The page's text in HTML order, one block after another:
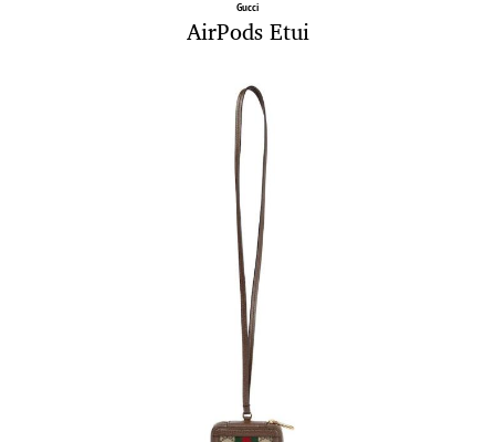
Gucci
AirPods Etui